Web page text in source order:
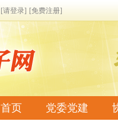
[请登录] [免费注册]
首页 党委党建